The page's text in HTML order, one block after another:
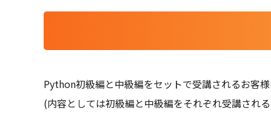
Python初級編と中級編をセットで受講されるお客
(内容としては初級編と中級編をそれぞれ受講され